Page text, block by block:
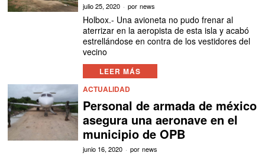
julio 25, 2020 por news
Holbox.- Una avioneta no pudo frenar al
aterrizar en la aeropista de esta isla y acabó
estrellándose en contra de los vestidores del
vecino
LEER MÁS
ACTUALIDAD
Personal de armada de méxico
asegura una aeronave en el
municipio de OPB
junio 16, 2020 por news